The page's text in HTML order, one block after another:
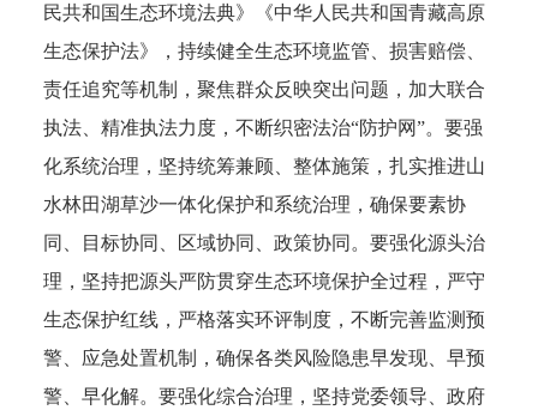
民共和国生态环境法典》《中华人民共和国青藏高原
生态保护法》，持续健全生态环境监管、损害赔偿、
责任追究等机制，聚焦群众反映突出问题，加大联合
执法、精准执法力度，不断织密法治“防护网”。要强
化系统治理，坚持统筹兼顾、整体施策，扎实推进山
水林田湖草沙一体化保护和系统治理，确保要素协
同、目标协同、区域协同、政策协同。要强化源头治
理，坚持把源头严防贯穿生态环境保护全过程，严守
生态保护红线，严格落实环评制度，不断完善监测预
警、应急处置机制，确保各类风险隐患早发现、早预
警、早化解。要强化综合治理，坚持党委领导、政府